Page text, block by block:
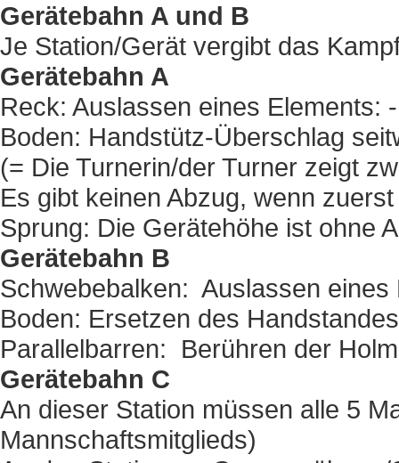
Gerätebahn A und B
Je Station/Gerät vergibt das
Gerätebahn A
Reck: Auslassen eines Elements:
Boden: Handstütz-Überschlag
(= Die Turnerin/der Turner zeigt
Es gibt keinen Abzug, wenn
Sprung: Die Gerätehöhe ist ohne
Gerätebahn B
Schwebebalken: Auslassen
Boden: Ersetzen des
Parallelbarren: Berühren der
Gerätebahn C
An dieser Station müssen alle 5
Mannschaftsmitglieds)